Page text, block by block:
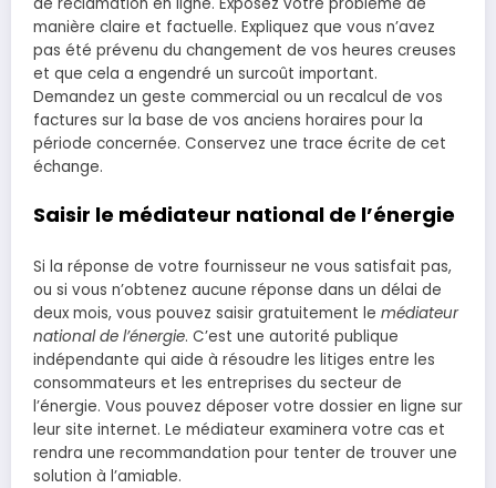
manière claire et factuelle. Expliquez que vous n’avez
pas été prévenu du changement de vos heures creuses
et que cela a engendré un surcoût important.
Demandez un geste commercial ou un recalcul de vos
factures sur la base de vos anciens horaires pour la
période concernée. Conservez une trace écrite de cet
échange.
Saisir le médiateur national de l’énergie
Si la réponse de votre fournisseur ne vous satisfait pas,
ou si vous n’obtenez aucune réponse dans un délai de
deux mois, vous pouvez saisir gratuitement le médiateur
national de l’énergie. C’est une autorité publique
indépendante qui aide à résoudre les litiges entre les
consommateurs et les entreprises du secteur de
l’énergie. Vous pouvez déposer votre dossier en ligne sur
leur site internet. Le médiateur examinera votre cas et
rendra une recommandation pour tenter de trouver une
solution à l’amiable.